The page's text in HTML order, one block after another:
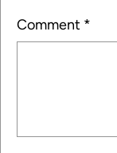
Comment *